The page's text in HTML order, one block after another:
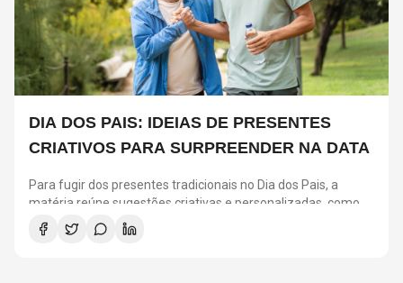
DIA DOS PAIS: IDEIAS DE PRESENTES
CRIATIVOS PARA SURPREENDER NA DATA
Para fugir dos presentes tradicionais no Dia dos Pais, a
matéria reúne sugestões criativas e personalizadas, como
vinis, cursos de gastronomia, assinaturas de café, ingressos
para shows, ensaios em família e experiências